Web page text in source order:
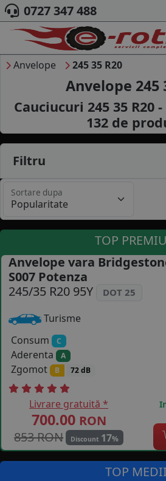
ACASA
DESPRE NOI
ANVELOPE
AUTO
CAMION
MOTO
MARCA AUTO
B2B -
CONTACT
COS (
0 PRODUSE
0727 347 488
Anvelope 245 35 R20
Anvelope 245
Cauciucuri 245 35 R20
132 de
Filtru
Sortare dupa
TOP
Anvelope vara
S007 Potenza
245/35 R20 95Y
DOT 25
Turisme
Consum
C
Aderenta A
Zgomot B 72 dB
Livrare gratuită *
700.00 RON
853 RON
Discount 17%
TOP MEDII